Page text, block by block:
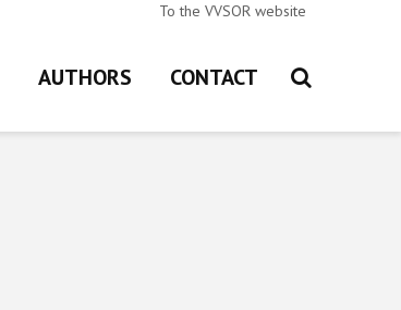
To the VVSOR website
AUTHORS CONTACT